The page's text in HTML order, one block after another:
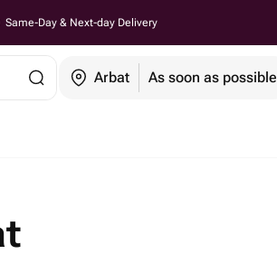
Same-Day & Next-day Delivery
Arbat As soon as possible